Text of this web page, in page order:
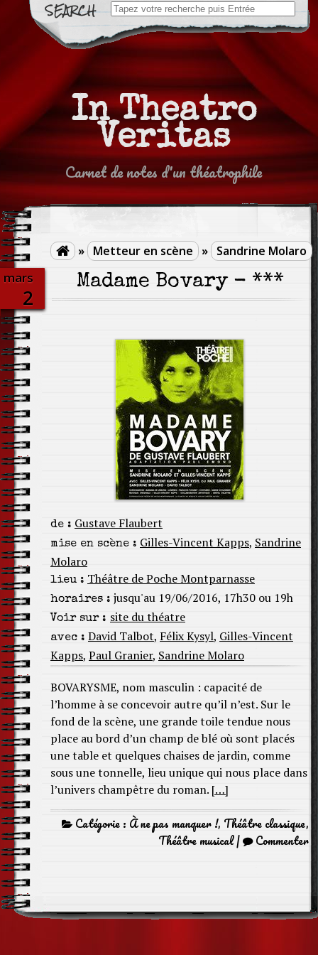
Search
for:
In Theatro
Veritas
Carnet de notes d'un théatrophile
 » Metteur en scène » Sandrine Molaro
mars
2
Madame Bovary - ***
de : Gustave Flaubert
mise en scène : Gilles-Vincent Kapps, Sandrine
Molaro
lieu : Théâtre de Poche Montparnasse
horaires : jusqu'au 19/06/2016, 17h30 ou 19h
Voir sur : site du théatre
avec : David Talbot, Félix Kysyl, Gilles-Vincent
Kapps, Paul Granier, Sandrine Molaro
BOVARYSME, nom masculin : capacité de
l’homme à se concevoir autre qu’il n’est. Sur le
fond de la scène, une grande toile tendue nous
place au bord d’un champ de blé où sont placés
une table et quelques chaises de jardin, comme
sous une tonnelle, lieu unique qui nous place dans
l’univers champêtre du roman. […]
Catégorie : À ne pas manquer !, Théâtre classique,
Théâtre musical| Commenter